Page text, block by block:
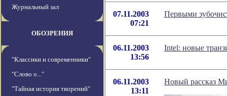
Журнальный зал
ОБОЗРЕНИЯ
"Классики и современники"
"Слово о..."
"Тайная история творений"
07.11.2003
07:21
Первыми
06.11.2003
13:56
Intel: новые
06.11.2003
13:11
Новый рассказ